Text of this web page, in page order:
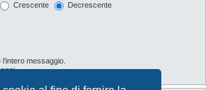
Crescente
Decrescente
messaggio.